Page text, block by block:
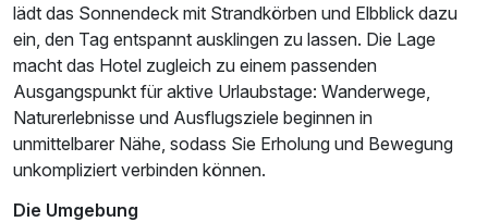
lädt das Sonnendeck mit Strandkörben und Elbblick dazu
ein, den Tag entspannt ausklingen zu lassen. Die Lage
macht das Hotel zugleich zu einem passenden
Ausgangspunkt für aktive Urlaubstage: Wanderwege,
Naturerlebnisse und Ausflugsziele beginnen in
unmittelbarer Nähe, sodass Sie Erholung und Bewegung
unkompliziert verbinden können.
Die Umgebung